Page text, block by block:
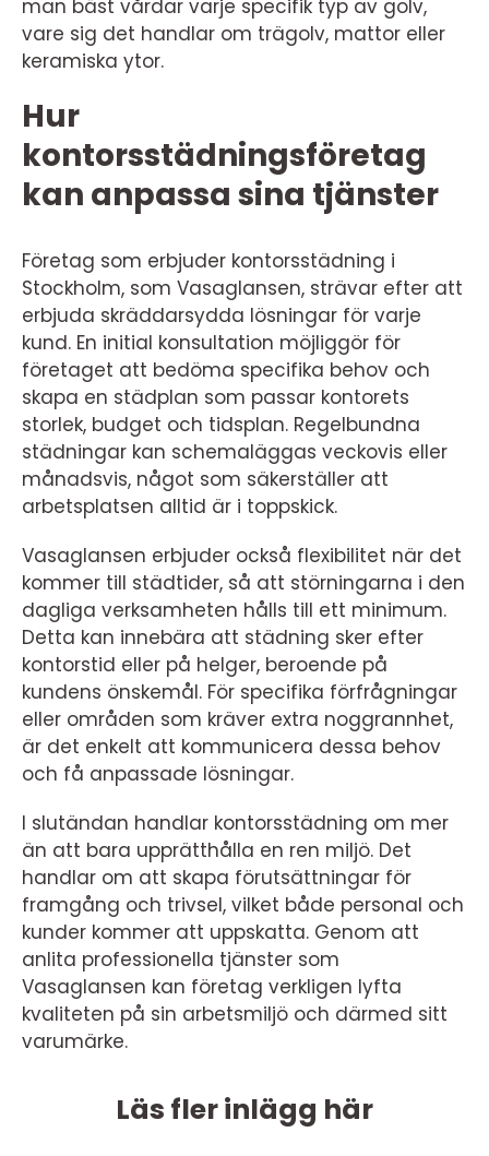
man bäst vårdar varje specifik typ av golv,
vare sig det handlar om trägolv, mattor eller
keramiska ytor.
Hur
kontorsstädningsföretag
kan anpassa sina tjänster
Företag som erbjuder kontorsstädning i
Stockholm, som Vasaglansen, strävar efter att
erbjuda skräddarsydda lösningar för varje
kund. En initial konsultation möjliggör för
företaget att bedöma specifika behov och
skapa en städplan som passar kontorets
storlek, budget och tidsplan. Regelbundna
städningar kan schemaläggas veckovis eller
månadsvis, något som säkerställer att
arbetsplatsen alltid är i toppskick.
Vasaglansen erbjuder också flexibilitet när det
kommer till städtider, så att störningarna i den
dagliga verksamheten hålls till ett minimum.
Detta kan innebära att städning sker efter
kontorstid eller på helger, beroende på
kundens önskemål. För specifika förfrågningar
eller områden som kräver extra noggrannhet,
är det enkelt att kommunicera dessa behov
och få anpassade lösningar.
I slutändan handlar kontorsstädning om mer
än att bara upprätthålla en ren miljö. Det
handlar om att skapa förutsättningar för
framgång och trivsel, vilket både personal och
kunder kommer att uppskatta. Genom att
anlita professionella tjänster som
Vasaglansen kan företag verkligen lyfta
kvaliteten på sin arbetsmiljö och därmed sitt
varumärke.
Läs fler inlägg här